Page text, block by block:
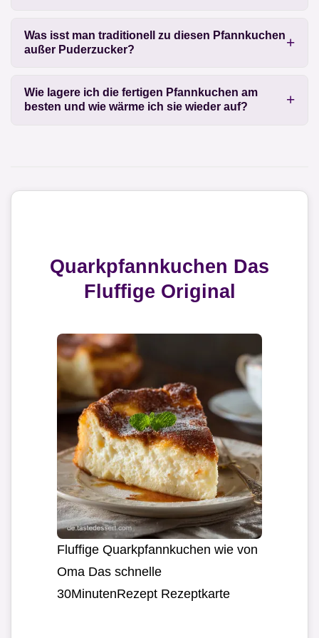
Was isst man traditionell zu diesen Pfannkuchen
außer Puderzucker?
Wie lagere ich die fertigen Pfannkuchen am
besten und wie wärme ich sie wieder auf?
Quarkpfannkuchen Das
Fluffige Original
Fluffige Quarkpfannkuchen wie von
Oma Das schnelle
30MinutenRezept Rezeptkarte